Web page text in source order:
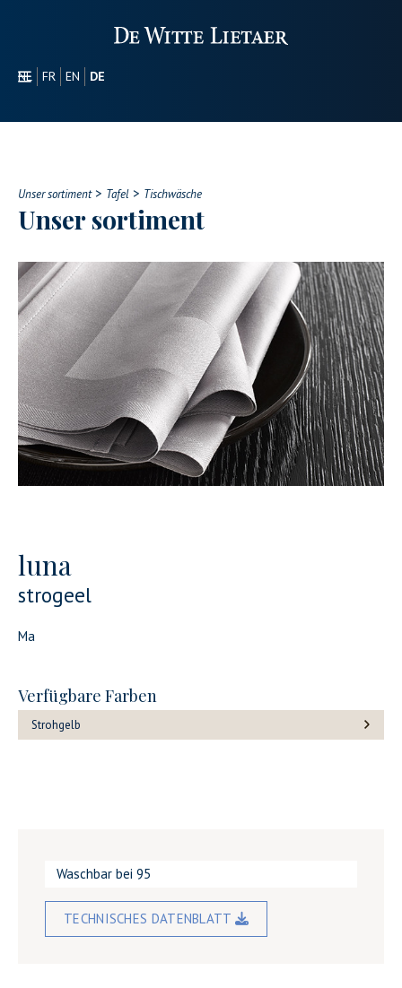
NL FR EN
DE
UNSER SORTIMENT
CONTACT
Unser sortiment> Tafel > Tischwäsche
Unser sortiment
luna
strogeel
Ma
Verfügbare Farben
Strohgelb
Waschbar bei 95
TECHNISCHES DATENBLATT